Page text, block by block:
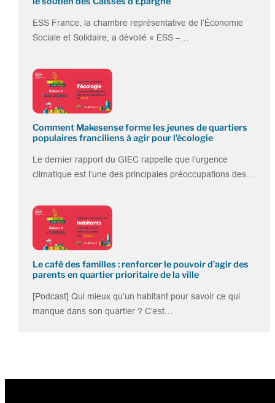
ESS France, la chambre représentative de l’Économie
Sociale et Solidaire, a dévoilé « ESS –…
Comment Makesense forme les jeunes de quartiers
populaires franciliens à agir pour l’écologie
Le dernier rapport du GIEC rappelle que l’urgence
climatique est l’une des principales préoccupations des…
Le café des familles : renforcer le pouvoir d’agir des
parents en quartier prioritaire de la ville
[Podcast] Qui mieux qu’un habitant pour savoir ce qui
manque dans son quartier ? C’est…